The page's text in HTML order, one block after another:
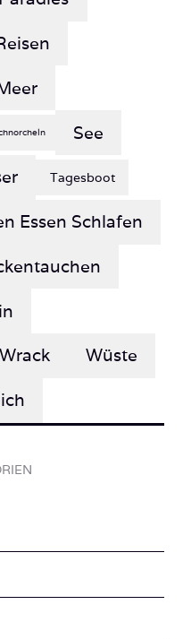
Reisen
Tagesboot
Essen Schlafen
Wrack